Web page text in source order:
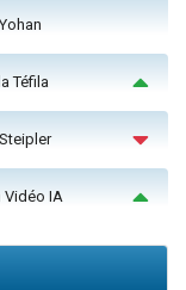
Téfila
Vidéo IA